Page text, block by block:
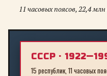
11 часовых поясов, 22,4
СССР ·
15 республик, 11 часовых